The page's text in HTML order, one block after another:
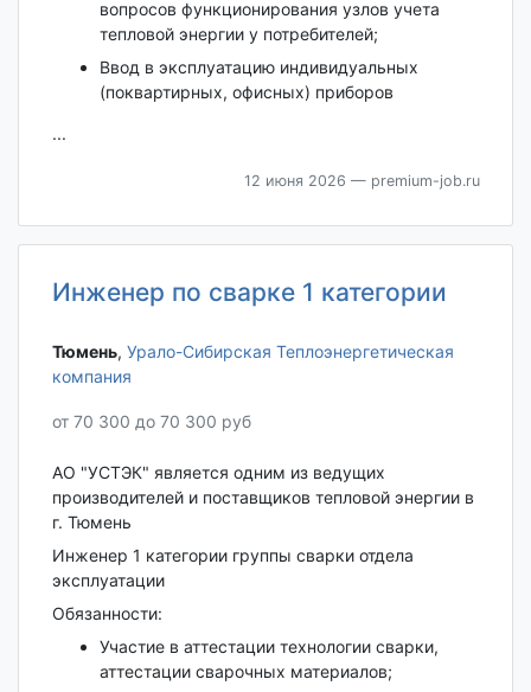
вопросов функционирования узлов учета
тепловой энергии у потребителей;
Ввод в эксплуатацию индивидуальных
(поквартирных, офисных) приборов
...
12 июня 2026 — premium-job.ru
Инженер по сварке 1 категории
Тюмень‎, Урало-Сибирская Теплоэнергетическая
компания
от 70 300 до 70 300 руб
АО "УСТЭК" является одним из ведущих
производителей и поставщиков тепловой энергии в
г. Тюмень
Инженер 1 категории группы сварки отдела
эксплуатации
Обязанности:
Участие в аттестации технологии сварки,
аттестации сварочных материалов;